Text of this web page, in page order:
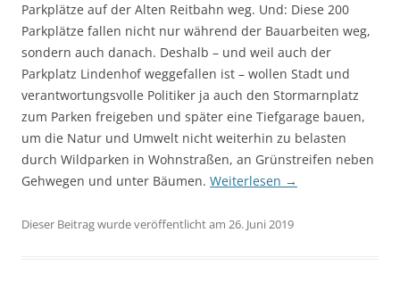
Parkplätze auf der Alten Reitbahn weg. Und: Diese 200
Parkplätze fallen nicht nur während der Bauarbeiten weg,
sondern auch danach. Deshalb – und weil auch der
Parkplatz Lindenhof weggefallen ist – wollen Stadt und
verantwortungsvolle Politiker ja auch den Stormarnplatz
zum Parken freigeben und später eine Tiefgarage bauen,
um die Natur und Umwelt nicht weiterhin zu belasten
durch Wildparken in Wohnstraßen, an Grünstreifen neben
Gehwegen und unter Bäumen. Weiterlesen →
Dieser Beitrag wurde veröffentlicht am 26. Juni 2019